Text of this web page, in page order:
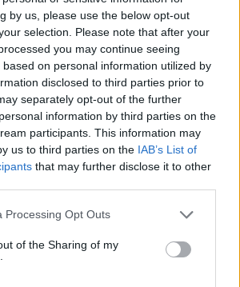
by us, please use the below opt-out
selection. Please note that after your
you may continue seeing
on personal information utilized by
disclosed to third parties prior to
separately opt-out of the further
information by third parties on the
participants. This information may
us to third parties on the IAB’s List of
that may further disclose it to other
website/app uses one or more Google
or usage behaviour. You may click to
to Google and its third-party tags to
specified purposes in below Google
Processing Opt Outs
of the Sharing of my
hogy az egész Batman
a semmibe – bár Morrison azt
visszatér – annak egyik
kapott egy önálló sorozatot.
az egyetlen jele annak, hogy a
Batman” koncepció nem lett
Más kérdés, hogy az új sorozatok
jósolom a legrövidebb jövőt:
attribútumai alapján
lenne bármelyik Robinnal?
– és a néger hős – önmagában
olvasókat szerezzen, nemhogy